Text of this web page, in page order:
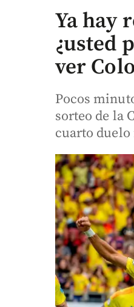
Ya hay
¿usted
ver
Pocos
sorteo de la
cuarto duelo